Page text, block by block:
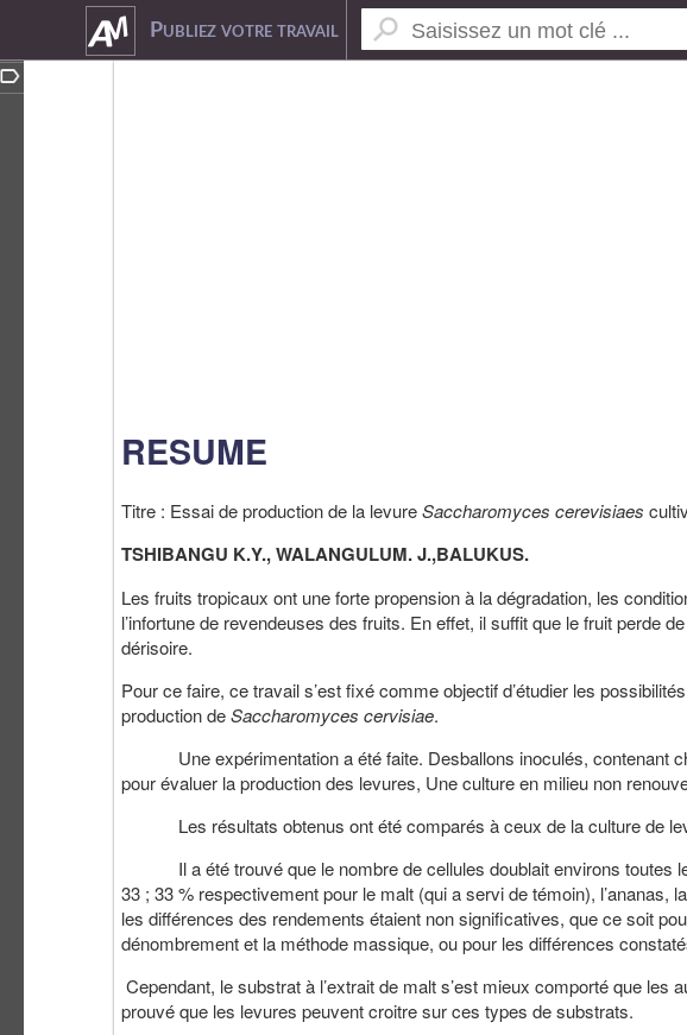
Publiez votre travail
RESUME
Titre : Essai de production de la levureSaccharomyces cerevisiaes
TSHIBANGU K.Y., WALANGULUM. J.,BALUKUS.
Les fruits tropicaux ont une forte propension à la dégradation, les
l’infortune de revendeuses des fruits. En effet, il suffit que le fruit perde
dérisoire.
Pour ce faire, ce travail s’est fixé comme objectif d’étudier les
production deSaccharomyces cervisiae.
Une expérimentation a été faite. Desballons inoculés, contenant
pour évaluer la production des levures, Une culture en milieu non
Les résultats obtenus ont été comparés à ceux de la culture de
Il a été trouvé que le nombre de cellules doublait environs toutes
33 ; 33 % respectivement pour le malt (qui a servi de témoin),
les différences des rendements étaient non significatives, que ce soit
dénombrement et la méthode massique, ou pour les différences
Cependant, le substrat à l’extrait de malt s’est mieux comporté que les
prouvé que les levures peuvent croitre sur ces types de substrats.